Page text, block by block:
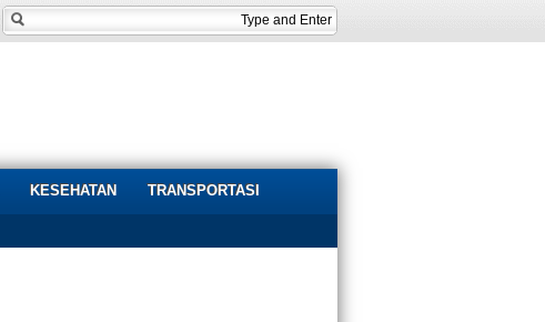
KESEHATAN TRANSPORTASI